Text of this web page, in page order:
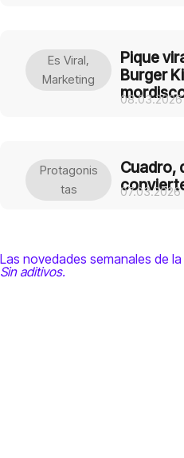
Pique
Burger
08.03.2026
Es Viral,
Marketing
Cuadro,
07.03.2026
Protagonis
Tas
Las novedades semanales de
Sin aditivos.